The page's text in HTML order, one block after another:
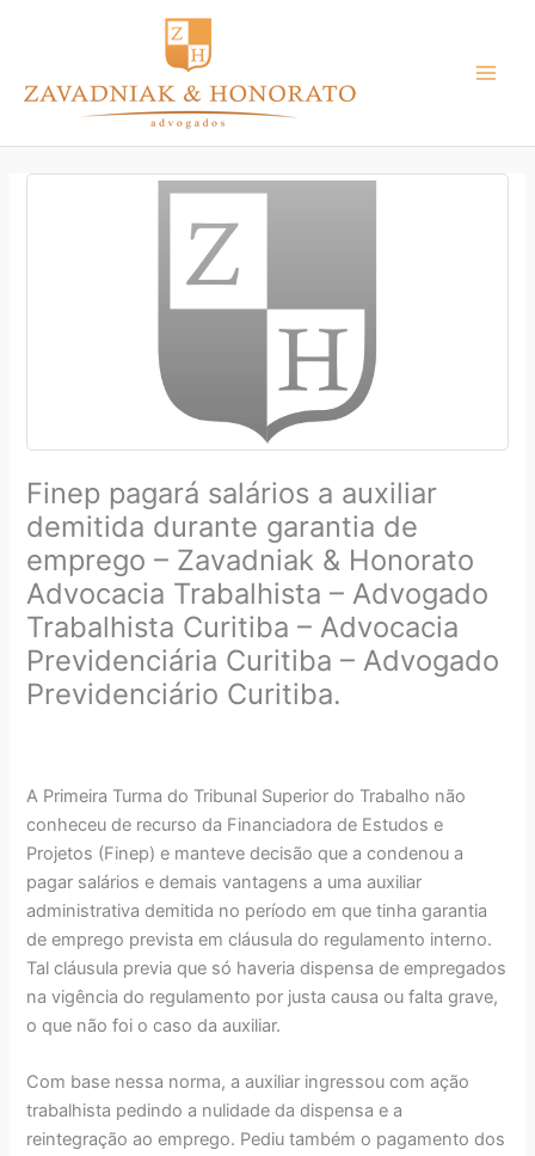
conteúdo
Finep pagará salários a auxiliar
demitida durante garantia de
emprego – Zavadniak & Honorato
Advocacia Trabalhista – Advogado
Trabalhista Curitiba – Advocacia
Previdenciária Curitiba – Advogado
Previdenciário Curitiba.
A Primeira Turma do Tribunal Superior do Trabalho não
conheceu de recurso da Financiadora de Estudos e
Projetos (Finep) e manteve decisão que a condenou a
pagar salários e demais vantagens a uma auxiliar
administrativa demitida no período em que tinha garantia
de emprego prevista em cláusula do regulamento interno.
Tal cláusula previa que só haveria dispensa de empregados
na vigência do regulamento por justa causa ou falta grave,
o que não foi o caso da auxiliar.
Com base nessa norma, a auxiliar ingressou com ação
trabalhista pedindo a nulidade da dispensa e a
reintegração ao emprego. Pediu também o pagamento dos